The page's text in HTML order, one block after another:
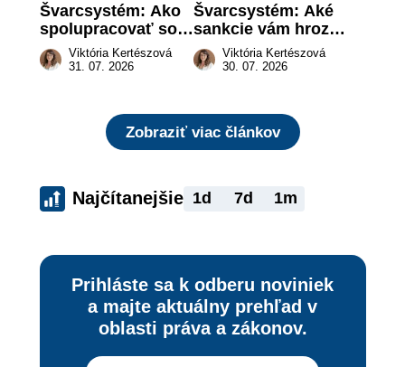
Švarcsystém: Ako
spolupracovať so
živnostníkom
legálne a bez
Viktória Kertészová
31. 07. 2026
Švarcsystém: Aké
sankcie vám hrozia
a prečo nestačí
zaplatiť pokutu?
Viktória Kertészová
30. 07. 2026
Zobraziť viac článkov
Najčítanejšie 1d 7d 1m
Prihláste sa k odberu noviniek
a majte aktuálny prehľad v
oblasti práva a zákonov.